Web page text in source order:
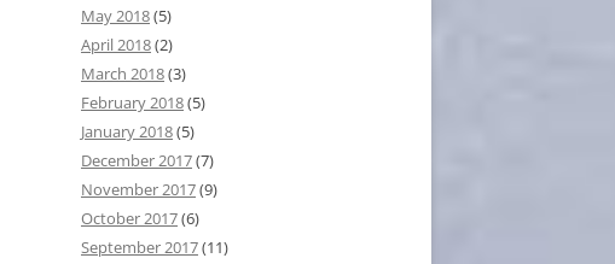
May 2018(5)
April 2018(2)
March 2018(3)
February 2018(5)
January 2018(5)
December 2017(7)
November 2017(9)
October 2017(6)
September 2017(11)